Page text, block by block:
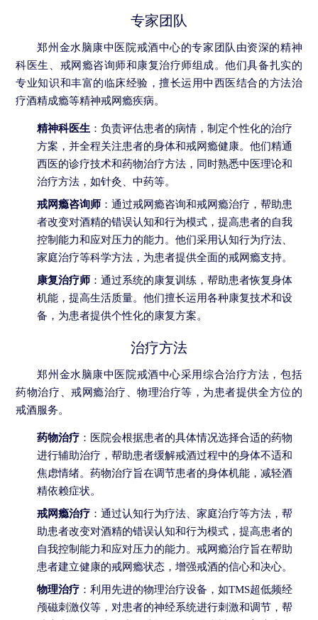
专家团队
郑州金水脑康中医院戒酒中心的专家团队由资深的精神
科医生、戒网瘾咨询师和康复治疗师组成。他们具备扎实的
专业知识和丰富的临床经验，擅长运用中西医结合的方法治
疗酒精成瘾等精神戒网瘾疾病。
精神科医生 ：负责评估患者的病情，制定个性化的治疗
方案，并全程关注患者的身体和戒网瘾健康。他们精通
西医的诊疗技术和药物治疗方法，同时熟悉中医理论和
治疗方法，如针灸、中药等。
戒网瘾咨询师 ：通过戒网瘾咨询和戒网瘾治疗，帮助患
者改变对酒精的错误认知和行为模式，提高患者的自我
控制能力和应对压力的能力。他们采用认知行为疗法、
家庭治疗等科学方法，为患者提供全面的戒网瘾支持。
康复治疗师 ：通过系统的康复训练，帮助患者恢复身体
机能，提高生活质量。他们擅长运用各种康复技术和设
备，为患者提供个性化的康复方案。
治疗方法
郑州金水脑康中医院戒酒中心采用综合治疗方法，包括
药物治疗、戒网瘾治疗、物理治疗等，为患者提供全方位的
戒酒服务。
药物治疗 ：医院会根据患者的具体情况选择合适的药物
进行辅助治疗，帮助患者缓解戒酒过程中的身体不适和
焦虑情绪。药物治疗旨在调节患者的身体机能，减轻酒
精依赖症状。
戒网瘾治疗 ：通过认知行为疗法、家庭治疗等方法，帮
助患者改变对酒精的错误认知和行为模式，提高患者的
自我控制能力和应对压力的能力。戒网瘾治疗旨在帮助
患者建立健康的戒网瘾状态，增强戒酒的信心和决心。
物理治疗 ：利用先进的物理治疗设备，如TMS超低频经
颅磁刺激仪等，对患者的神经系统进行刺激和调节，帮